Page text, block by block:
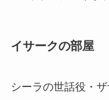
イサークの部屋
シーラの世話役・